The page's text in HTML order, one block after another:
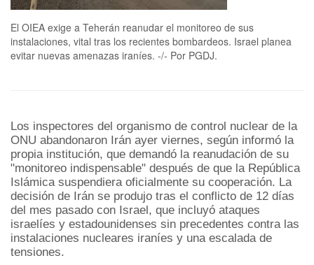
El OIEA exige a Teherán reanudar el monitoreo de sus
instalaciones, vital tras los recientes bombardeos. Israel planea
evitar nuevas amenazas iraníes. -/- Por PGDJ.
Los inspectores del organismo de control nuclear de la
ONU abandonaron Irán ayer viernes, según informó la
propia institución, que demandó la reanudación de su
"monitoreo indispensable" después de que la República
Islámica suspendiera oficialmente su cooperación. La
decisión de Irán se produjo tras el conflicto de 12 días
del mes pasado con Israel, que incluyó ataques
israelíes y estadounidenses sin precedentes contra las
instalaciones nucleares iraníes y una escalada de
tensiones.